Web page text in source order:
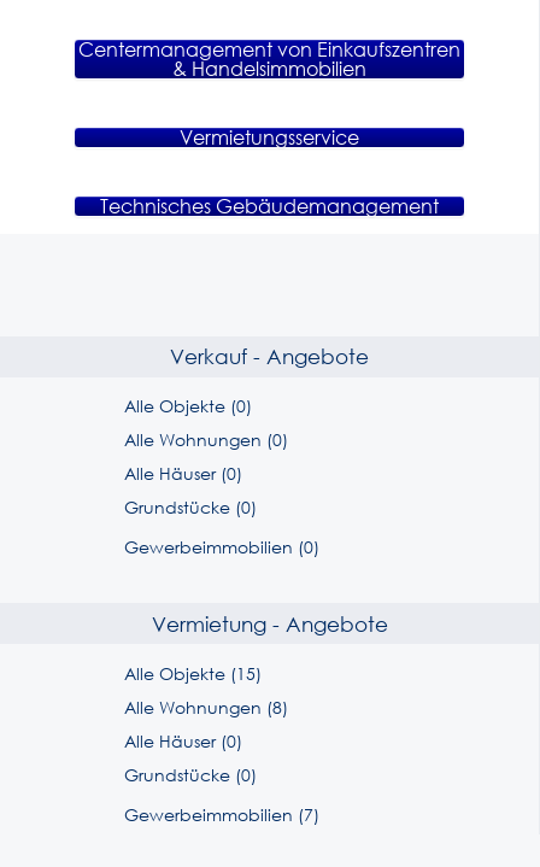
Centermanagement von Einkaufszentren
& Handelsimmobilien
Vermietungsservice
Technisches Gebäudemanagement
Verkauf - Angebote
Alle Objekte (0)
Alle Wohnungen (0)
Alle Häuser (0)
Grundstücke (0)
Gewerbeimmobilien (0)
Vermietung - Angebote
Alle Objekte (15)
Alle Wohnungen (8)
Alle Häuser (0)
Grundstücke (0)
Gewerbeimmobilien (7)